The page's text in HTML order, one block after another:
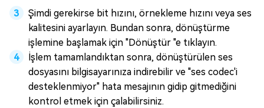
Şimdi gerekirse bit hızını, örnekleme hızını veya ses
kalitesini ayarlayın. Bundan sonra, dönüştürme
işlemine başlamak için "Dönüştür "e tıklayın.
İşlem tamamlandıktan sonra, dönüştürülen ses
dosyasını bilgisayarınıza indirebilir ve "ses codec'i
desteklenmiyor" hata mesajının gidip gitmediğini
kontrol etmek için çalabilirsiniz.